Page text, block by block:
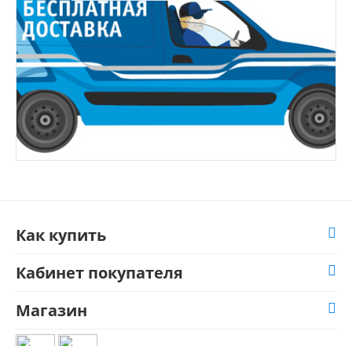
Как купить
Кабинет покупателя
Магазин